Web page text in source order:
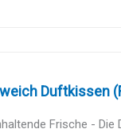
Duftkissen
Frische -